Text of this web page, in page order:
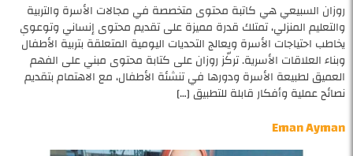
روزان السبيعي هي كاتبة محتوى متخصصة في مجالات الأسرة والتربية
والتعليم المنزلي، تمتلك قدرة مميزة على تقديم محتوى إنساني وتوعوي
يخاطب احتياجات الأسرة ويعالج التحديات اليومية المتعلقة بتربية الأطفال
وبناء العلاقات الأسرية. تركّز روزان على كتابة محتوى مبني على الفهم
العميق لطبيعة الأسرة ودورها في تنشئة الأطفال، مع الاهتمام بتقديم
نصائح عملية وأفكار قابلة للتطبيق […]
Eman Ayman